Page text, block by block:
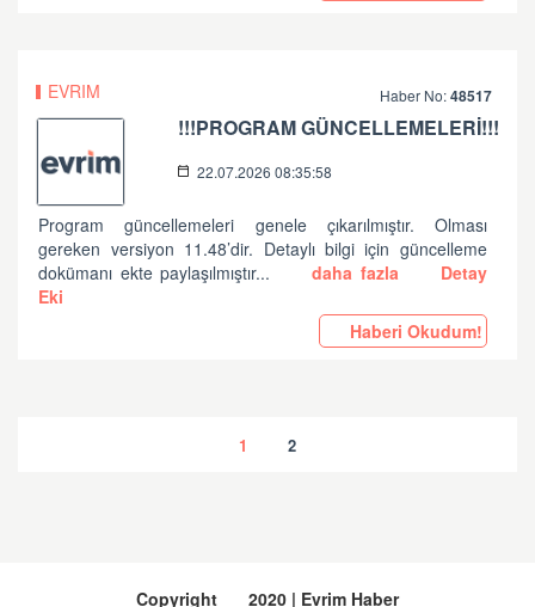
EVRIM Haber No:48517
!!!PROGRAM GÜNCELLEMELERİ!!!
22.07.2026 08:35:58
Program güncellemeleri genele çıkarılmıştır. Olması
gereken versiyon 11.48’dir. Detaylı bilgi için güncelleme
dokümanı ekte paylaşılmıştır...
daha fazla
Detay
Eki
Haberi Okudum!
1 2
Copyright 2020 | Evrim Haber